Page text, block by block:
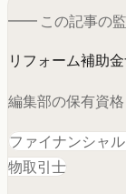
━━ この記事の
リフォーム補助
編集部の保有資格
ファイナンシャ
物取引士